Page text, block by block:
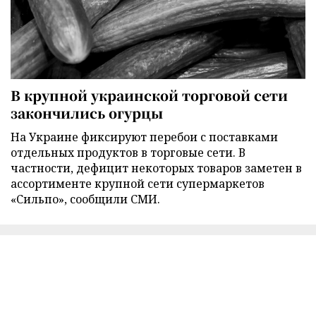
В крупной украинской торговой сети
закончились огурцы
На Украине фиксируют перебои с поставками
отдельных продуктов в торговые сети. В
частности, дефицит некоторых товаров заметен в
ассортименте крупной сети супермаркетов
«Сильпо», сообщили СМИ.